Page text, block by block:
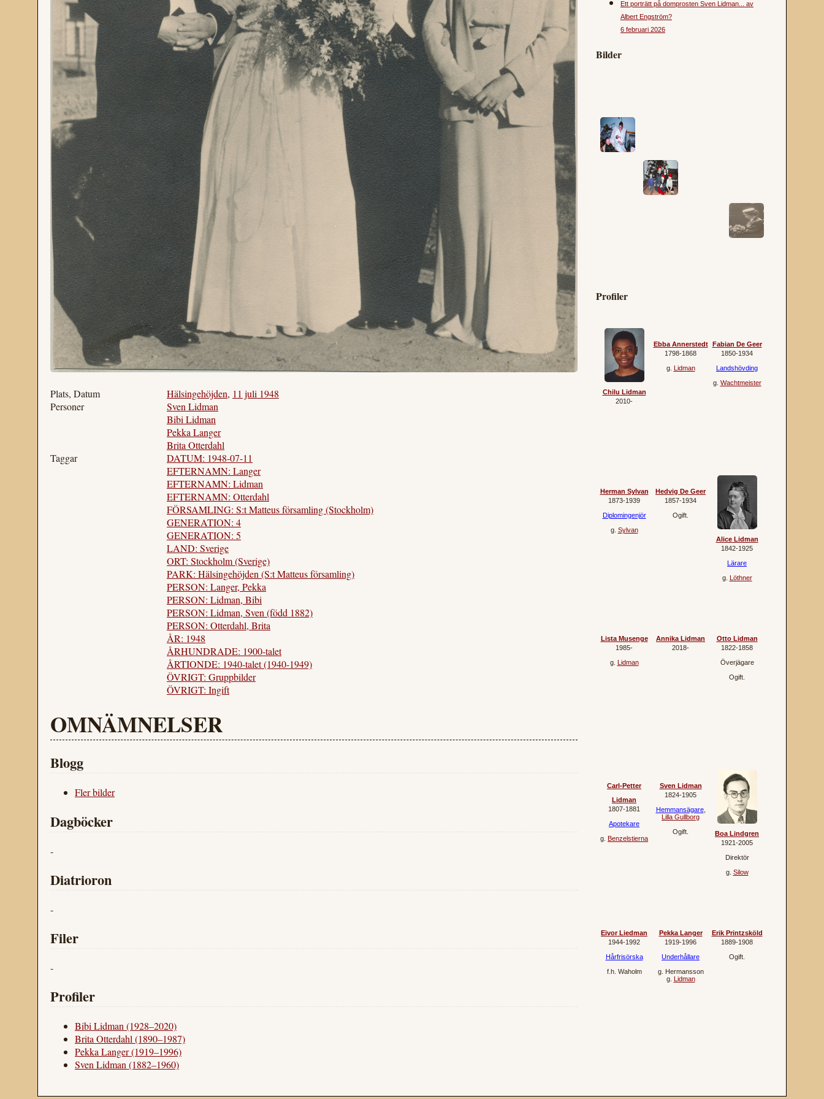
Plats, Datum Hälsingehöjden, 11 juli 1948
Personer
Sven Lidman
Bibi Lidman
Pekka Langer
Brita Otterdahl
Taggar
DATUM: 1948-07-11
EFTERNAMN: Langer
EFTERNAMN: Lidman
EFTERNAMN: Otterdahl
FÖRSAMLING: S:t Matteus församling (Stockholm)
GENERATION: 4
GENERATION: 5
LAND: Sverige
ORT: Stockholm (Sverige)
PARK: Hälsingehöjden (S:t Matteus församling)
PERSON: Langer, Pekka
PERSON: Lidman, Bibi
PERSON: Lidman, Sven (född 1882)
PERSON: Otterdahl, Brita
ÅR: 1948
ÅRHUNDRADE: 1900-talet
ÅRTIONDE: 1940-talet (1940-1949)
ÖVRIGT: Gruppbilder
ÖVRIGT: Ingift
OMNÄMNELSER
Blogg
Fler bilder
Dagböcker
-
Diatrioron
-
Filer
-
Profiler
Bibi Lidman (1928–2020)
Brita Otterdahl (1890–1987)
Pekka Langer (1919–1996)
Sven Lidman (1882–1960)
Ett porträtt på domprosten Sven Lidman... av
Albert Engström?
6 februari 2026
Bilder
Profiler
Chilu Lidman
2010‐
Ebba Annerstedt
1798‐1868
g. Lidman
Fabian De Geer
1850‐1934
Landshövding
g. Wachtmeister
Herman Sylvan
1873‐1939
Diplomingenjör
g. Sylvan
Hedvig De Geer
1857‐1934
Ogift.
Alice Lidman
1842‐1925
Lärare
g. Löthner
Lista Musenge
1985‐
g. Lidman
Annika Lidman
2018‐
Otto Lidman
1822‐1858
Överjägare
Ogift.
Carl-Petter
Lidman
1807‐1881
Apotekare
g. Benzelstierna
Sven Lidman
1824‐1905
Hemmansägare,
Lilla Gullborg
Ogift.
Boa Lindgren
1921‐2005
Direktör
g. Silow
Eivor Liedman
1944‐1992
Hårfrisörska
f.h. Waholm
Pekka Langer
1919‐1996
Underhållare
g. Hermansson
g. Lidman
Erik Printzsköld
1889‐1908
Ogift.